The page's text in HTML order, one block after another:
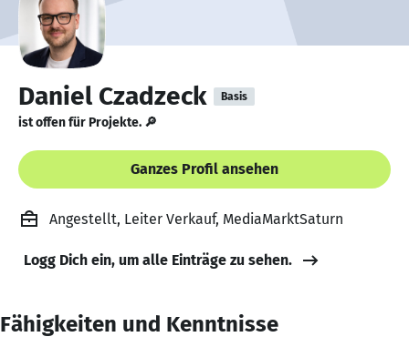
Daniel Czadzeck Basis
ist offen für Projekte. 🔎
Ganzes Profil ansehen
Angestellt, Leiter Verkauf, MediaMarktSaturn
Logg Dich ein, um alle Einträge zu sehen.
Fähigkeiten und Kenntnisse